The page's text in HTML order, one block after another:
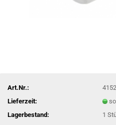
Art.Nr.:
4152
Lieferzeit:
Lagerbestand: 1